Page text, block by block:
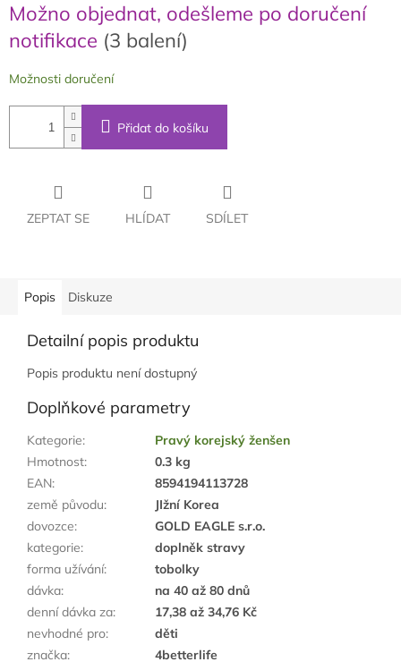
Možno objednat, odešleme po doručení
notifikace (3 balení)
Možnosti doručení
Přidat do košíku
ZEPTAT SE HLÍDAT SDÍLET
Popis Diskuze
Detailní popis produktu
Popis produktu není dostupný
Doplňkové parametry
Kategorie:
Pravý korejský ženšen
Hmotnost:
0.3 kg
EAN:
8594194113728
země původu:
JIžní Korea
dovozce:
GOLD EAGLE s.r.o.
kategorie:
doplněk stravy
forma užívání:
tobolky
dávka:
na 40 až 80 dnů
denní dávka za:
17,38 až 34,76 Kč
nevhodné pro:
děti
značka:
4betterlife